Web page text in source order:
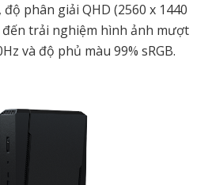
phân giải QHD (2560 x 1440
đến trải nghiệm hình ảnh mượt
và độ phủ màu 99% sRGB.